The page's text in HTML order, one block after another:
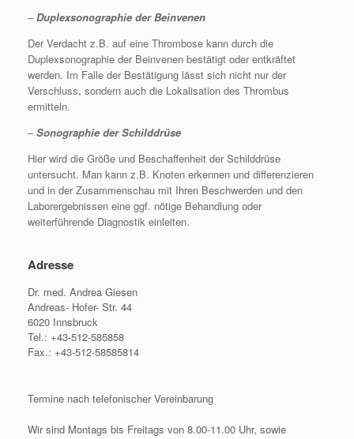
–Duplexsonographie der Beinvenen
Der Verdacht z.B. auf eine Thrombose kann durch die
Duplexsonographie der Beinvenen bestätigt oder entkräftet
werden. Im Falle der Bestätigung lässt sich nicht nur der
Verschluss, sondern auch die Lokalisation des Thrombus
ermitteln.
–Sonographie der Schilddrüse
Hier wird die Größe und Beschaffenheit der Schilddrüse
untersucht. Man kann z.B. Knoten erkennen und differenzieren
und in der Zusammenschau mit Ihren Beschwerden und den
Laborergebnissen eine ggf. nötige Behandlung oder
weiterführende Diagnostik einleiten.
Adresse
Dr. med. Andrea Giesen
Andreas- Hofer- Str. 44
6020 Innsbruck
Tel.: +43-512-585858
Fax.: +43-512-58585814
Termine nach telefonischer Vereinbarung
Wir sind Montags bis Freitags von 8.00-11.00 Uhr, sowie